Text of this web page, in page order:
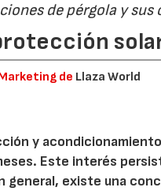
de pérgola y
de Llaza World
y
Este interés
general, existe una